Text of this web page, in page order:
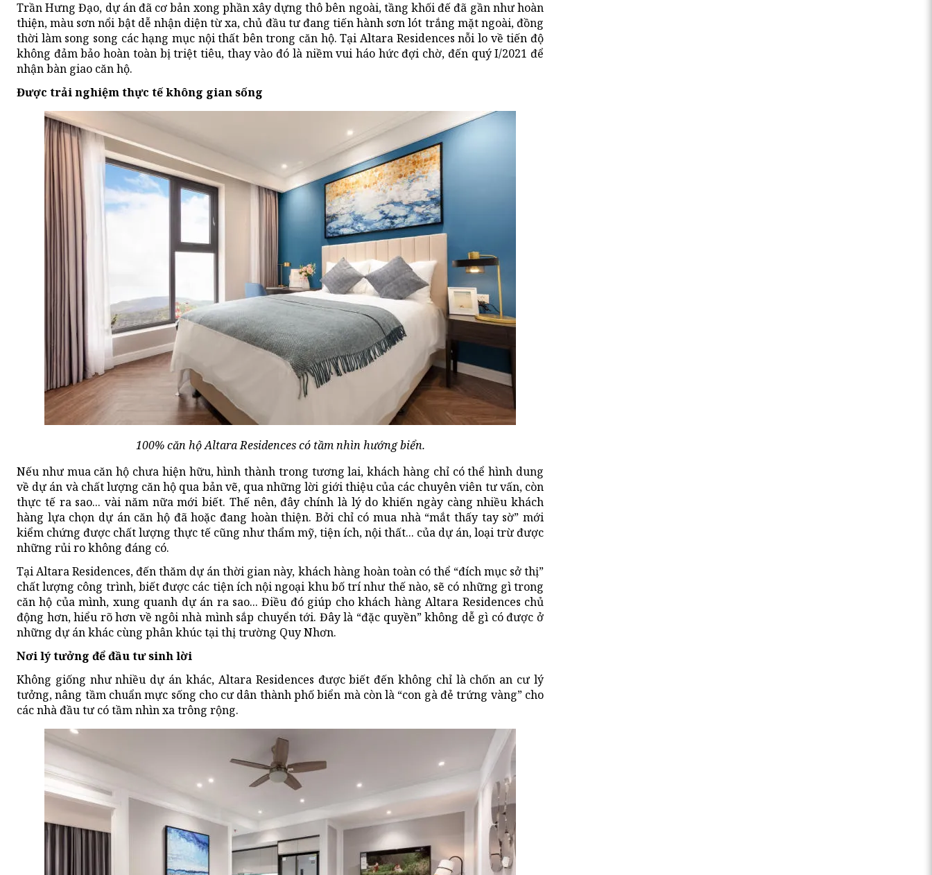
Trần Hưng Đạo, dự án đã cơ bản xong phần xây dựng thô bên ngoài, tầng khối đế đã gần như hoàn
thiện, màu sơn nổi bật dễ nhận diện từ xa, chủ đầu tư đang tiến hành sơn lót trắng mặt ngoài, đồng
thời làm song song các hạng mục nội thất bên trong căn hộ. Tại Altara Residences nỗi lo về tiến độ
không đảm bảo hoàn toàn bị triệt tiêu, thay vào đó là niềm vui háo hức đợi chờ, đến quý I/2021 để
nhận bàn giao căn hộ.
Được trải nghiệm thực tế không gian sống
100% căn hộ Altara Residences có tầm nhìn hướng biển.
Nếu như mua căn hộ chưa hiện hữu, hình thành trong tương lai, khách hàng chỉ có thể hình dung
về dự án và chất lượng căn hộ qua bản vẽ, qua những lời giới thiệu của các chuyên viên tư vấn, còn
thực tế ra sao... vài năm nữa mới biết. Thế nên, đây chính là lý do khiến ngày càng nhiều khách
hàng lựa chọn dự án căn hộ đã hoặc đang hoàn thiện. Bởi chỉ có mua nhà “mắt thấy tay sờ” mới
kiểm chứng được chất lượng thực tế cũng như thẩm mỹ, tiện ích, nội thất... của dự án, loại trừ được
những rủi ro không đáng có.
Tại Altara Residences, đến thăm dự án thời gian này, khách hàng hoàn toàn có thể “đích mục sở thị”
chất lượng công trình, biết được các tiện ích nội ngoại khu bố trí như thế nào, sẽ có những gì trong
căn hộ của mình, xung quanh dự án ra sao... Điều đó giúp cho khách hàng Altara Residences chủ
động hơn, hiểu rõ hơn về ngôi nhà mình sắp chuyển tới. Đây là “đặc quyền” không dễ gì có được ở
những dự án khác cùng phân khúc tại thị trường Quy Nhơn.
Nơi lý tưởng để đầu tư sinh lời
Không giống như nhiều dự án khác, Altara Residences được biết đến không chỉ là chốn an cư lý
tưởng, nâng tầm chuẩn mực sống cho cư dân thành phố biển mà còn là “con gà đẻ trứng vàng” cho
các nhà đầu tư có tầm nhìn xa trông rộng.